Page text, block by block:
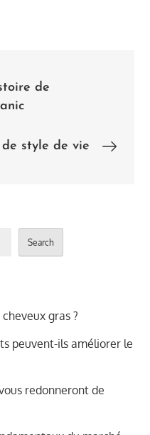
de
de style de vie
Search
gras ?
peuvent-ils améliorer le
redonneront de